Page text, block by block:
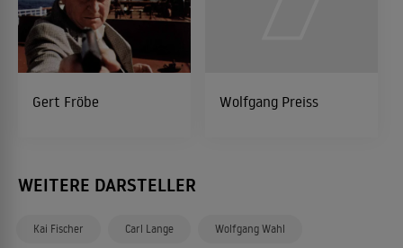
Gert Fröbe Wolfgang Preiss
WEITERE DARSTELLER
Kai Fischer Carl Lange Wolfgang Wahl